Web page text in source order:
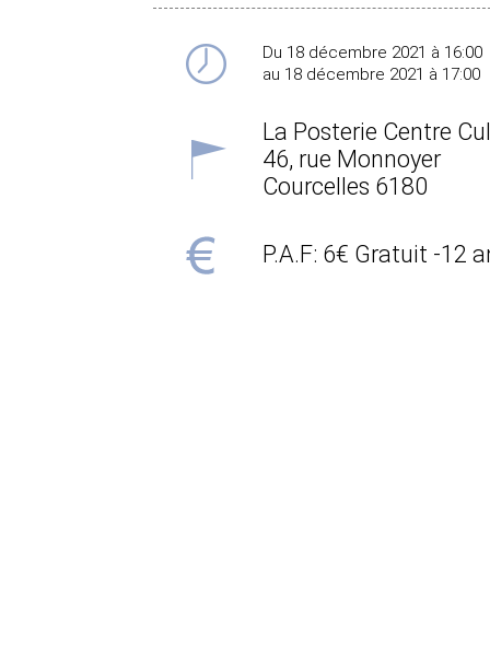
Du 18 décembre 2021 à 16:00
au 18 décembre 2021 à 17:00
La Posterie Centre
46, rue Monnoyer
Courcelles 6180
P.A.F: 6€ Gratuit -12